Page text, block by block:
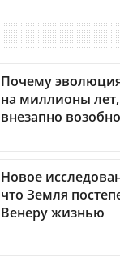
Почему
на миллионы
внезапно
Новое
что Земля
Венеру жизнью